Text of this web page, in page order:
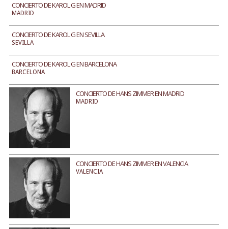
CONCIERTO DE KAROL G EN MADRID
MADRID
CONCIERTO DE KAROL G EN SEVILLA
SEVILLA
CONCIERTO DE KAROL G EN BARCELONA
BARCELONA
CONCIERTO DE HANS ZIMMER EN MADRID
MADRID
CONCIERTO DE HANS ZIMMER EN VALENCIA
VALENCIA